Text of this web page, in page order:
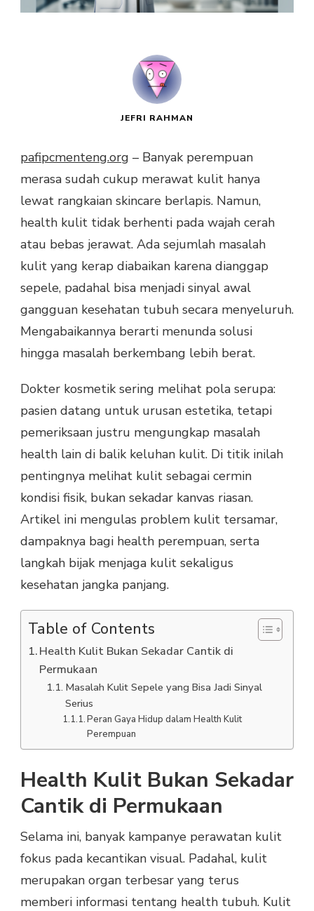
JEFRI RAHMAN
pafipcmenteng.org – Banyak perempuan
merasa sudah cukup merawat kulit hanya
lewat rangkaian skincare berlapis. Namun,
health kulit tidak berhenti pada wajah cerah
atau bebas jerawat. Ada sejumlah masalah
kulit yang kerap diabaikan karena dianggap
sepele, padahal bisa menjadi sinyal awal
gangguan kesehatan tubuh secara menyeluruh.
Mengabaikannya berarti menunda solusi
hingga masalah berkembang lebih berat.
Dokter kosmetik sering melihat pola serupa:
pasien datang untuk urusan estetika, tetapi
pemeriksaan justru mengungkap masalah
health lain di balik keluhan kulit. Di titik inilah
pentingnya melihat kulit sebagai cermin
kondisi fisik, bukan sekadar kanvas riasan.
Artikel ini mengulas problem kulit tersamar,
dampaknya bagi health perempuan, serta
langkah bijak menjaga kulit sekaligus
kesehatan jangka panjang.
Table of Contents
Health Kulit Bukan Sekadar Cantik di
Permukaan
Masalah Kulit Sepele yang Bisa Jadi Sinyal
Serius
Peran Gaya Hidup dalam Health Kulit
Perempuan
Health Kulit Bukan Sekadar
Cantik di Permukaan
Selama ini, banyak kampanye perawatan kulit
fokus pada kecantikan visual. Padahal, kulit
merupakan organ terbesar yang terus
memberi informasi tentang health tubuh. Kulit